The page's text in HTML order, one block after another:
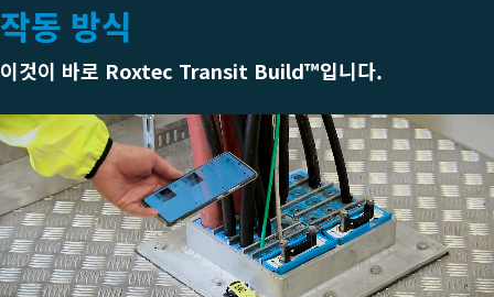
작동 방식
이것이 바로 Roxtec Transit Build™입니다.